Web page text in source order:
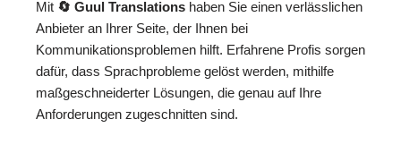
Mit 🔄 Guul Translations haben Sie einen verlässlichen
Anbieter an Ihrer Seite, der Ihnen bei
Kommunikationsproblemen hilft. Erfahrene Profis sorgen
dafür, dass Sprachprobleme gelöst werden, mithilfe
maßgeschneiderter Lösungen, die genau auf Ihre
Anforderungen zugeschnitten sind.